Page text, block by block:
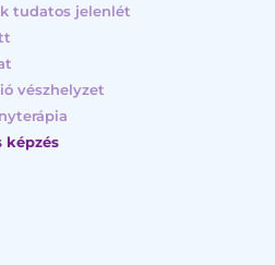
tudatos jelenlét
vészhelyzet
képzés